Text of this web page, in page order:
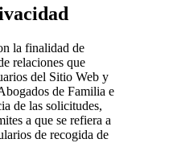
la finalidad de
relaciones que
del Sitio Web y
de Familia e
de las solicitudes,
a que se refiera a
de recogida de